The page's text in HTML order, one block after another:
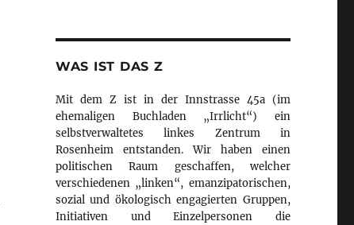
WAS IST DAS Z
Mit dem Z ist in der Innstrasse 45a (im
ehemaligen Buchladen „Irrlicht“) ein
selbstverwaltetes linkes Zentrum in
Rosenheim entstanden. Wir haben einen
politischen Raum geschaffen, welcher
verschiedenen „linken“, emanzipatorischen,
sozial und ökologisch engagierten Gruppen,
Initiativen und Einzelpersonen die